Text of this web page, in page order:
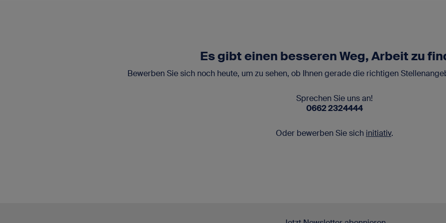
Es gibt einen besseren Weg, Arbeit zu
Bewerben Sie sich noch heute, um zu sehen, ob Ihnen gerade die richtigen
Sprechen Sie uns an!
0662 2324444
Oder bewerben Sie sich initiativ.